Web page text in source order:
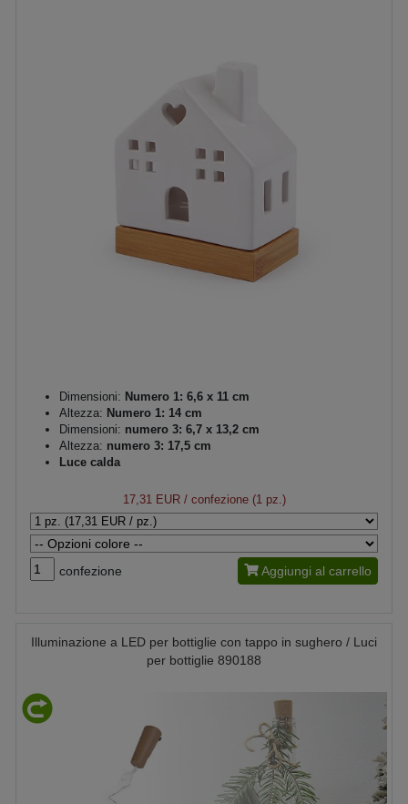
Dimensioni: Numero 1: 6,6 x 11 cm
Altezza: Numero 1: 14 cm
Dimensioni: numero 3: 6,7 x 13,2 cm
Altezza: numero 3: 17,5 cm
Luce calda
17,31 EUR/ confezione (1 pz.)
confezione Aggiungi al carrello
Illuminazione a LED per bottiglie con tappo in sughero / Luci
per bottiglie 890188